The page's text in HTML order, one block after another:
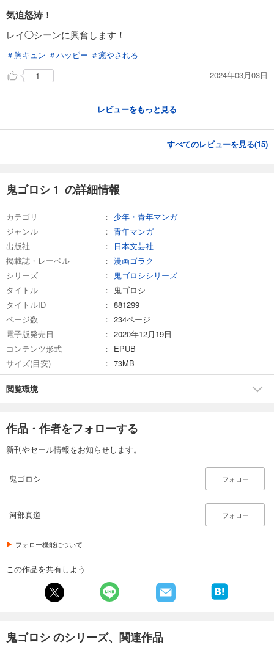
気迫怒涛！
レイ◯シーンに興奮します！
＃胸キュン ＃ハッピー ＃癒やされる
1
2024年03月03日
レビューをもっと見る
すべてのレビューを見る(15)
鬼ゴロシ 1 の詳細情報
カテゴリ
少年・青年マンガ
ジャンル
青年マンガ
出版社
日本文芸社
掲載誌・レーベル
漫画ゴラク
シリーズ
鬼ゴロシシリーズ
タイトル
鬼ゴロシ
タイトルID
881299
ページ数
234ページ
電子版発売日
2020年12月19日
コンテンツ形式
EPUB
サイズ(目安)
73MB
閲覧環境
作品・作者をフォローする
新刊やセール情報をお知らせします。
鬼ゴロシ フォロー
河部真道 フォロー
フォロー機能について
この作品を共有しよう
鬼ゴロシ のシリーズ、関連作品